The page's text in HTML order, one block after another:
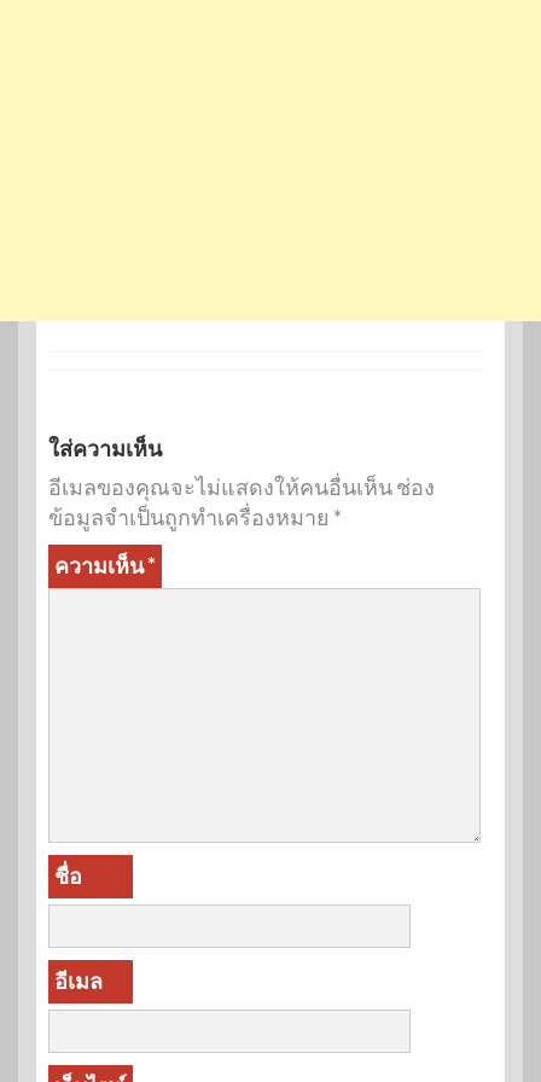
ใส่ความเห็น
อีเมลของคุณจะไม่แสดงให้คนอื่นเห็นช่อง
ข้อมูลจำเป็นถูกทำเครื่องหมาย *
ความเห็น*
ชื่อ
อีเมล